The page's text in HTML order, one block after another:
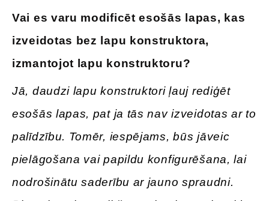
Vai es varu modificēt esošās lapas, kas
izveidotas bez lapu konstruktora,
izmantojot lapu konstruktoru?
Jā, daudzi lapu konstruktori ļauj rediģēt
esošās lapas, pat ja tās nav izveidotas ar to
palīdzību. Tomēr, iespējams, būs jāveic
pielāgošana vai papildu konfigurēšana, lai
nodrošinātu saderību ar jauno spraudni.